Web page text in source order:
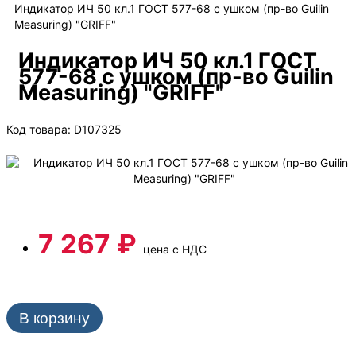
Индикатор ИЧ 50 кл.1 ГОСТ 577-68 с ушком (пр-во Guilin
Measuring) "GRIFF"
Индикатор ИЧ 50 кл.1 ГОСТ
577-68 с ушком (пр-во Guilin
Measuring) "GRIFF"
Код товара: D107325
7 267 ₽ цена с НДС
В корзину